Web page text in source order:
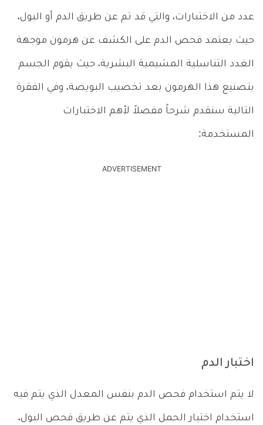
عدد من الاختبارات، والتي قد تم عن طريق الدم أو البول،
حيث يعتمد فحص الدم على الكشف عن هرمون موجهة
الغدد التناسلية المشيمية البشرية، حيث يقوم الجسم
بتصنيع هذا الهرمون بعد تخصيب البويضة، وفي الفقرة
التالية سنقدم شرحاً مفصلاً لأهم الاختبارات
المستخدمة:
ADVERTISEMENT
اختبار الدم
لا يتم استخدام فحص الدم بنفس المعدل الذي يتم فيه
استخدام اختبار الحمل الذي يتم عن طريق فحص البول،